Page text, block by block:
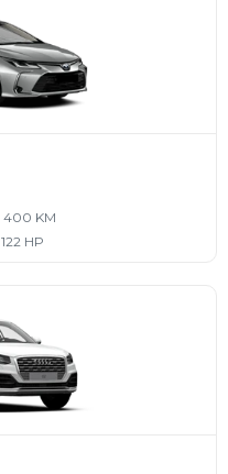
400 KM
122 HP